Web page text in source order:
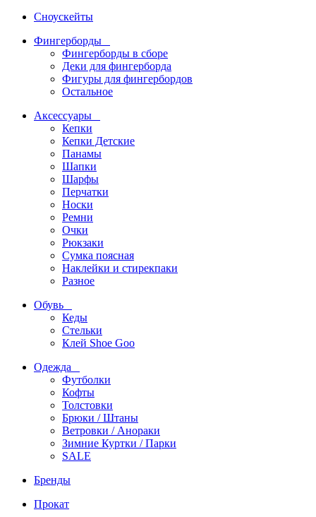
Сноускейты
Фингерборды
Фингерборды в сборе
Деки для фингерборда
Фигуры для фингербордов
Остальное
Аксессуары
Кепки
Кепки Детские
Панамы
Шапки
Шарфы
Перчатки
Носки
Ремни
Очки
Рюкзаки
Сумка поясная
Наклейки и стирекпаки
Разное
Обувь
Кеды
Стельки
Клей Shoe Goo
Одежда
Футболки
Кофты
Толстовки
Брюки / Штаны
Ветровки / Анораки
Зимние Куртки / Парки
SALE
Бренды
Прокат